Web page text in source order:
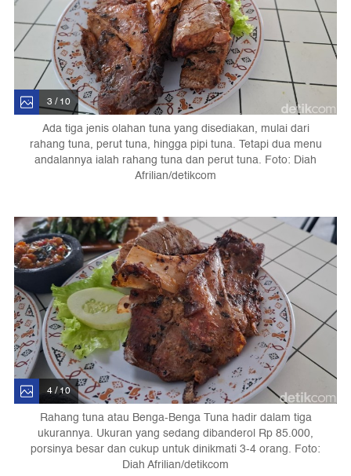
3 / 10
Ada tiga jenis olahan tuna yang disediakan, mulai dari
rahang tuna, perut tuna, hingga pipi tuna. Tetapi dua menu
andalannya ialah rahang tuna dan perut tuna. Foto: Diah
Afrilian/detikcom
4 / 10
Rahang tuna atau Benga-Benga Tuna hadir dalam tiga
ukurannya. Ukuran yang sedang dibanderol Rp 85.000,
porsinya besar dan cukup untuk dinikmati 3-4 orang. Foto:
Diah Afrilian/detikcom